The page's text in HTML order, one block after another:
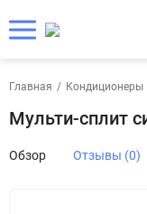
Главная / Кондиционеры
Мульти-сплит
Обзор Отзывы (0)